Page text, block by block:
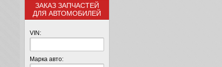
ЗАКАЗ ЗАПЧАСТЕЙ
ДЛЯ АВТОМОБИЛЕЙ
VIN:
Марка авто: